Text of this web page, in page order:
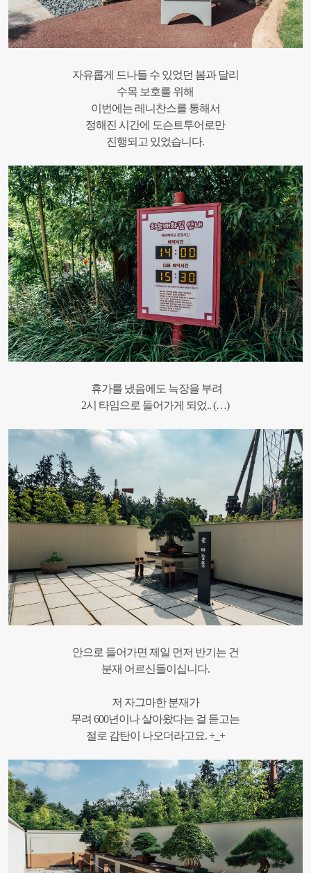
자유롭게 드나들 수 있었던 봄과 달리
수목 보호를 위해
이번에는 레니찬스를 통해서
정해진 시간에 도슨트투어로만
진행되고 있었습니다.
휴가를 냈음에도 늑장을 부려
2시 타임으로 들어가게 되었.. (…)
안으로 들어가면 제일 먼저 반기는 건
분재 어르신들이십니다.
저 자그마한 분재가
무려 600년이나 살아왔다는 걸 듣고는
절로 감탄이 나오더라고요. +_+